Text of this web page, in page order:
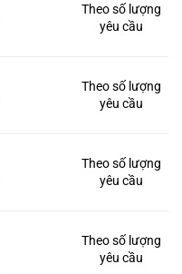
Theo số lượng
yêu cầu
Theo số lượng
yêu cầu
Theo số lượng
yêu cầu
Theo số lượng
yêu cầu